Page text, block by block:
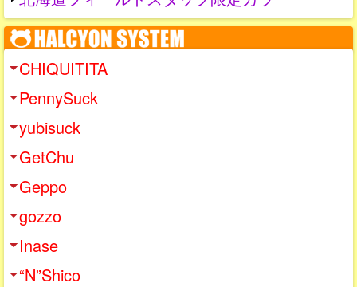
CHIQUITITA
PennySuck
yubisuck
GetChu
Geppo
gozzo
Inase
“N”Shico